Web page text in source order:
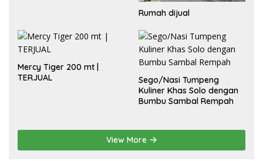
Rumah dijual
Mercy Tiger 200 mt |
TERJUAL
Sego/Nasi Tumpeng
Kuliner Khas Solo dengan
Bumbu Sambal Rempah
View More